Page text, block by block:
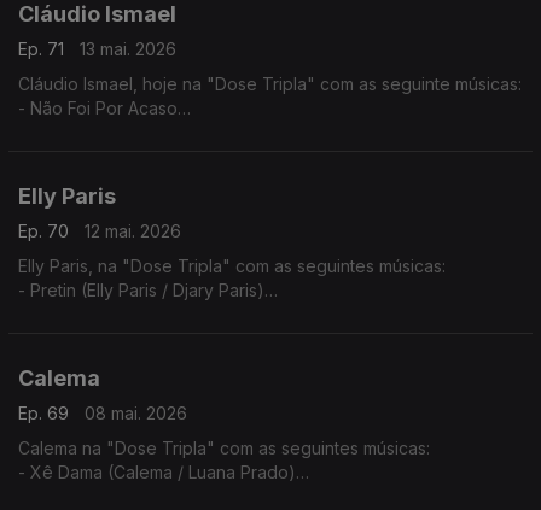
Cláudio Ismael
Ep. 71
13 mai. 2026
Cláudio Ismael, hoje na "Dose Tripla" com as seguinte músicas:
- Não Foi Por Acaso
Elly Paris
Ep. 70
12 mai. 2026
Elly Paris, na "Dose Tripla" com as seguintes músicas:
- Pretin (Elly Paris / Djary Paris)
Calema
Ep. 69
08 mai. 2026
Calema na "Dose Tripla" com as seguintes músicas:
- Xê Dama (Calema / Luana Prado)